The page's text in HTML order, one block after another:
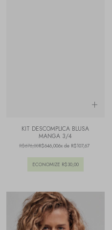
KIT DESCOMPLICA BLUSA
MANGA 3/4
R$676,00R$646,006x de R$107,67
ECONOMIZE R$30,00